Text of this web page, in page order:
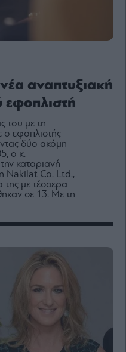
αναπτυξιακή
εφοπλιστή
του με τη
εφοπλιστής
δύο ακόμη
ο κ.
καταριανή
Nakilat Co. Ltd.,
της με τέσσερα
σε 13. Με τη